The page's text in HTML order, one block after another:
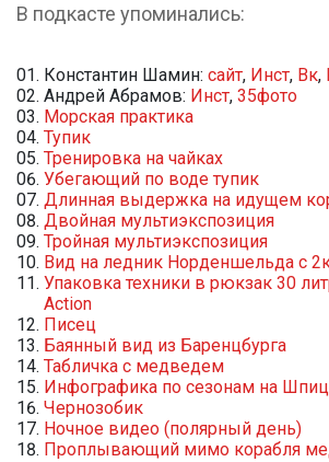
В подкасте упоминались:
Константин Шамин: сайт, Инст, Вк,
Андрей Абрамов: Инст, 35фото
Морская практика
Тупик
Тренировка на чайках
Убегающий по воде тупик
Длинная выдержка на идущем
Двойная мультиэкспозиция
Тройная мультиэкспозиция
Вид на ледник Норденшельда с
Упаковка техники в рюкзак 30
Action
Писец
Баянный вид из Баренцбурга
Табличка с медведем
Инфографика по сезонам на
Чернозобик
Ночное видео (полярный день)
Проплывающий мимо корабля